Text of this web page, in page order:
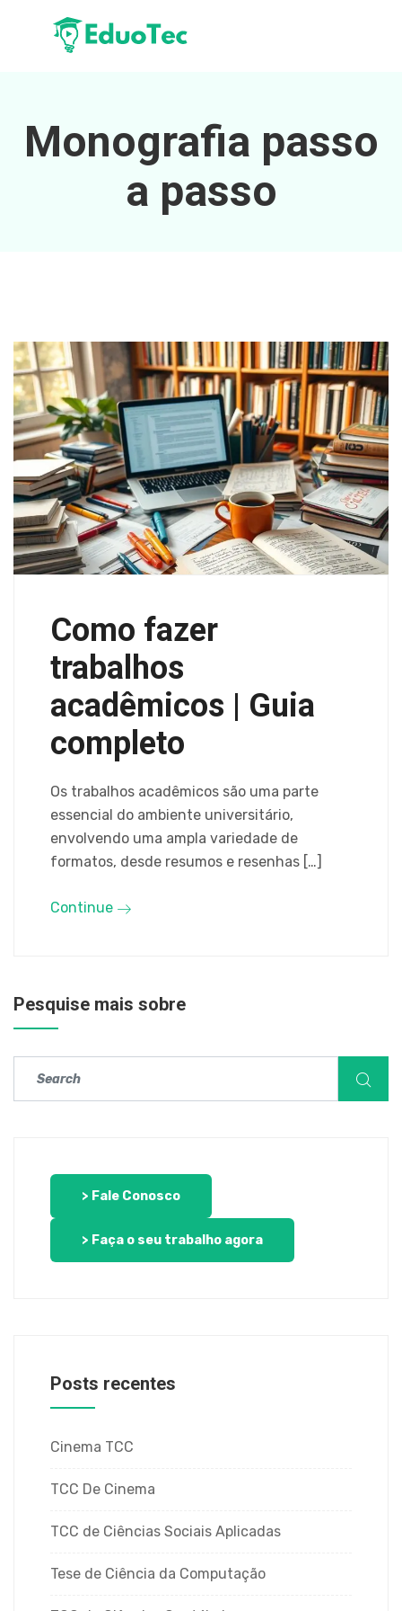
Monografia passo
a passo
Como fazer
trabalhos
acadêmicos | Guia
completo
Os trabalhos acadêmicos são uma parte
essencial do ambiente universitário,
envolvendo uma ampla variedade de
formatos, desde resumos e resenhas […]
Continue
Pesquise mais sobre
> Fale Conosco
> Faça o seu trabalho agora
Posts recentes
Cinema TCC
TCC De Cinema
TCC de Ciências Sociais Aplicadas
Tese de Ciência da Computação